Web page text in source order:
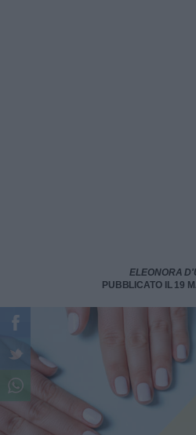
ELEONORA
PUBBLICATO IL 19